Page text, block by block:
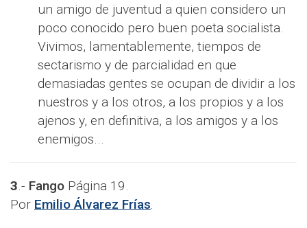
un amigo de juventud a quien considero un
poco conocido pero buen poeta socialista.
Vivimos, lamentablemente, tiempos de
sectarismo y de parcialidad en que
demasiadas gentes se ocupan de dividir a los
nuestros y a los otros, a los propios y a los
ajenos y, en definitiva, a los amigos y a los
enemigos...
3.- Fango Página 19.
Por Emilio Álvarez Frías.